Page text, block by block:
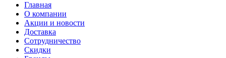
Главная
О компании
Акции и новости
Доставка
Сотрудничество
Скидки